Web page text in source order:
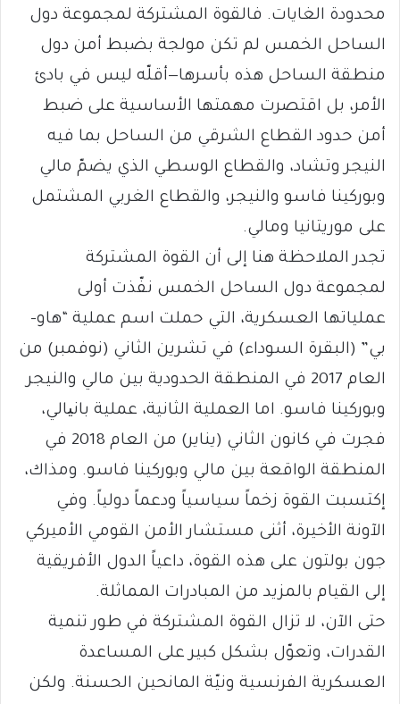
محدودة الغايات. فالقوة المشتركة لمجموعة دول
الساحل الخمس لم تكن مولجة بضبط أمن دول
منطقة الساحل هذه بأسرها—أقلّه ليس في بادئ
الأمر، بل اقتصرت مهمتها الأساسية على ضبط
أمن حدود القطاع الشرقي من الساحل بما فيه
النيجر وتشاد، والقطاع الوسطي الذي يضمّ مالي
وبوركينا فاسو والنيجر، والقطاع الغربي المشتمل
على موريتانيا ومالي.
تجدر الملاحظة هنا إلى أن القوة المشتركة
لمجموعة دول الساحل الخمس نفّذت أولى
عملياتها العسكرية، التي حملت اسم عملية “هاو-
بي” (البقرة السوداء) في تشرين الثاني (نوفمبر) من
العام 2017 في المنطقة الحدودية بين مالي والنيجر
وبوركينا فاسو. اما العملية الثانية، عملية بانیالي،
فجرت في كانون الثاني (يناير) من العام 2018 في
المنطقة الواقعة بين مالي وبوركينا فاسو. ومذاك،
إكتسبت القوة زخماً سياسياً ودعماً دولياً. وفي
الآونة الأخيرة، أثنى مستشار الأمن القومي الأميركي
جون بولتون على هذه القوة، داعياً الدول الأفريقية
إلى القيام بالمزيد من المبادرات المماثلة.
حتى الآن، لا تزال القوة المشتركة في طور تنمية
القدرات، وتعوّل بشكل كبير على المساعدة
العسكرية الفرنسية ونيّة المانحين الحسنة. ولكن